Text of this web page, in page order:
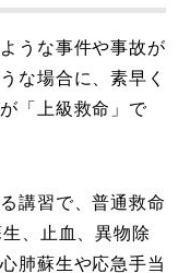
うな事件や事故が
な場合に、素早く
「上級救命」で
講習で、普通救命
、止血、異物除
肺蘇生や応急手当